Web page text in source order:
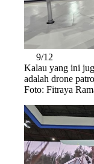
9/12
Kalau yang ini
adalah drone
Foto: Fitraya